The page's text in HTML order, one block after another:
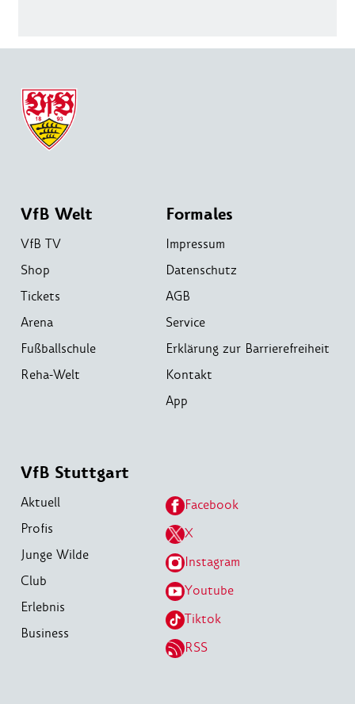
VfB Welt
VfB TV
Shop
Tickets
Arena
Fußballschule
Reha-Welt
Formales
Impressum
Datenschutz
AGB
Service
Erklärung zur Barrierefreiheit
Kontakt
App
VfB Stuttgart
Aktuell
Profis
Junge Wilde
Club
Erlebnis
Business
Facebook
X
Instagram
Youtube
Tiktok
RSS